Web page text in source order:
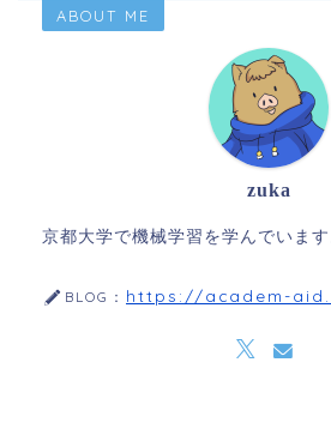
ABOUT ME
zuka
京都大学で機械学習を学んでいます
BLOG： https://academ-